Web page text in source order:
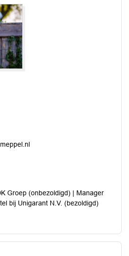
Groep (onbezoldigd) | Manager
bij Unigarant N.V. (bezoldigd)